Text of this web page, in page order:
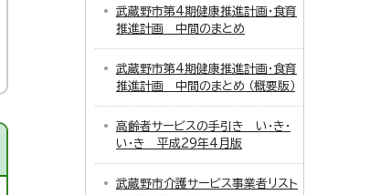
武蔵野市第4期健康推進計画・食育
推進計画 中間のまとめ
武蔵野市第4期健康推進計画・食育
推進計画 中間のまとめ （概要版）
高齢者サービスの手引き い・き・
い・き 平成29年4月版
武蔵野市介護サービス事業者リスト